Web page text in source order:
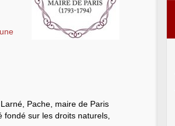
Pache, maire de Paris
fondé sur les droits naturels,